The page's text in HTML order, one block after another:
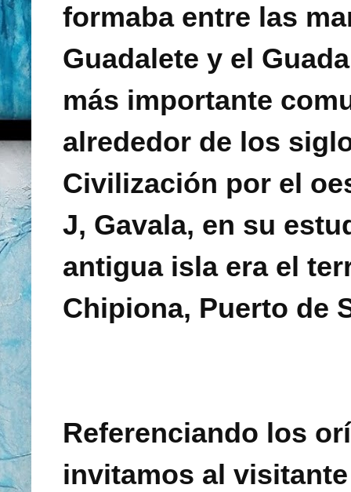
formaba entre las
Guadalete y el
más importante
alrededor de los
Civilización por el
J, Gavala, en su
antigua isla era el
Chipiona, Puerto de
Referenciando los
invitamos al